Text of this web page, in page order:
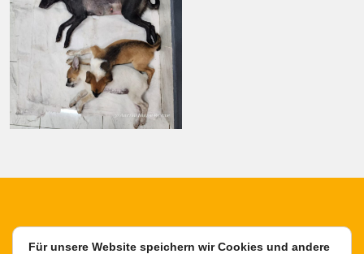
Für unsere Website speichern wir Cookies und andere